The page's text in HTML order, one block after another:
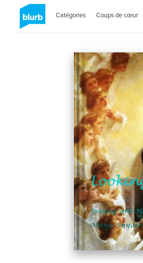
Catégories Coups de cœur